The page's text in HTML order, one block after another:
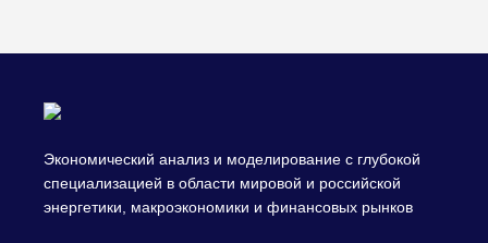
Экономический анализ и моделирование с глубокой
специализацией в области мировой и российской
энергетики, макроэкономики и финансовых рынков